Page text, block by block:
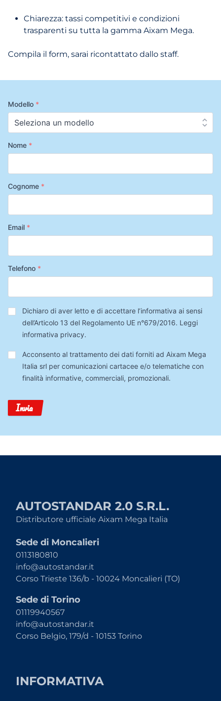
Chiarezza: tassi competitivi e condizioni
trasparenti su tutta la gamma Aixam Mega.
Compila il form, sarai ricontattato dallo staff.
Modello *
Nome *
Cognome *
Email *
Telefono *
Privacy*
Dichiaro di aver letto e di accettare l’informativa ai sensi
dell’Articolo 13 del Regolamento UE n°679/2016. Leggi
informativa privacy.
Trattamento
Dati
Acconsento al trattamento dei dati forniti ad Aixam Mega
Italia srl per comunicazioni cartacee e/o telematiche con
finalità informative, commerciali, promozionali.
Invia
AUTOSTANDAR 2.0 S.R.L.
Distributore ufficiale Aixam Mega Italia
Sede di Moncalieri
0113180810
info@autostandar.it
Corso Trieste 136/b - 10024 Moncalieri (TO)
Sede di Torino
01119940567
info@autostandar.it
Corso Belgio, 179/d - 10153 Torino
INFORMATIVA